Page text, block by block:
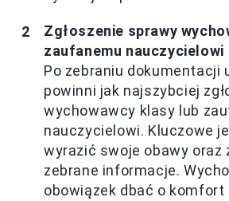
Zgłoszenie sprawy
zaufanemu nauczycielowi
Po zebraniu dokumentacji
powinni jak najszybciej
wychowawcy klasy lub
nauczycielowi. Kluczowe
wyrazić swoje obawy oraz
zebrane informacje.
obowiązek dbać o komfort